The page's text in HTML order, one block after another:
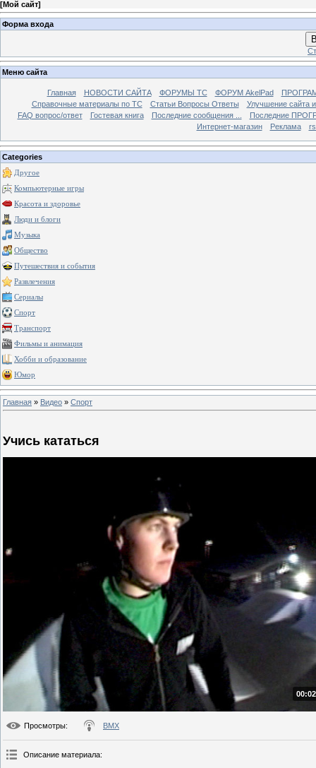
[Мой сайт]
Форма входа
Меню сайта
Главная НОВОСТИ САЙТА ФОРУМЫ TC ФОРУМ AkelPad
Справочные материалы по TС
Статьи Вопросы Ответы
Улучшение сайта
FAQ вопрос/ответ
Гостевая книга Последние сообщения ...
Последние
Интернет-магазин
Реклама
Categories
Другое
Компьютерные игры
Красота и здоровье
Люди и блоги
Музыка
Общество
Путешествия и события
Развлечения
Сериалы
Спорт
Транспорт
Фильмы и анимация
Хобби и образование
Юмор
Главная » Видео » Спорт
Учись кататься
Просмотры: BMX
Описание материала: